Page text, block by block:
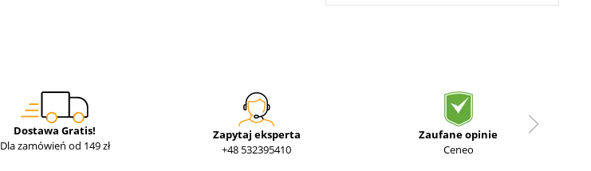
Dostawa Gratis!
Dla zamówień od 149 zł
Zapytaj eksperta
+48 532395410
Zaufane opinie
Ceneo